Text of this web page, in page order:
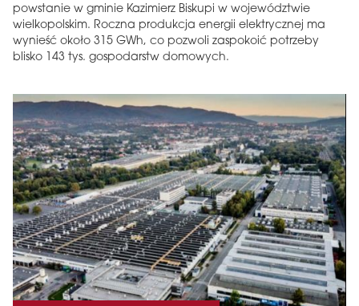
powstanie w gminie Kazimierz Biskupi w województwie
wielkopolskim. Roczna produkcja energii elektrycznej ma
wynieść około 315 GWh, co pozwoli zaspokoić potrzeby
blisko 143 tys. gospodarstw domowych.